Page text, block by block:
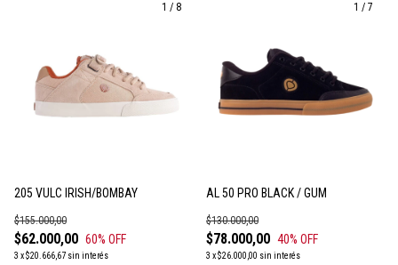
1 / 8
205 VULC IRISH/BOMBAY
$62.000,00
$155.000,00
60% OFF
3 x$20.666,67 sin interés
1 / 7
AL 50 PRO BLACK / GUM
$78.000,00
$130.000,00
40% OFF
3 x$26.000,00 sin interés